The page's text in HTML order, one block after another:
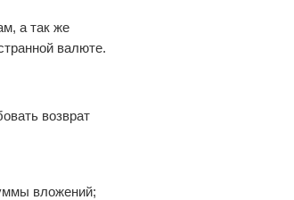
а так же
валюте.
возврат
вложений;